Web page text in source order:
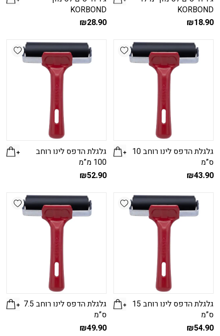
KORBOND
₪18.90
KORBOND
₪28.90
Add wishlist
גלגלת הדפס לינו רוחב 10
ס”מ
₪43.90
גלגלת הדפס לינו רוחב
100 מ”מ
₪52.90
Add wishlist
גלגלת הדפס לינו רוחב 15
ס”מ
₪54.90
גלגלת הדפס לינו רוחב 7.5
ס”מ
₪49.90